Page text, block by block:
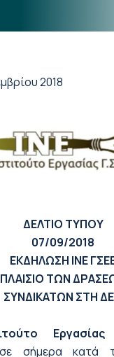
2018
ΔΕΛΤΙΟ ΤΥΠΟΥ
07/09/2018
ΕΚΔΗΛΩΣΗ ΙΝΕ
ΤΩΝ
ΣΥΝΔΙΚΑΤΩΝ ΣΤΗ
σήμερα κατά